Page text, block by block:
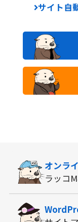
サイト自
オンラ
ラッコ